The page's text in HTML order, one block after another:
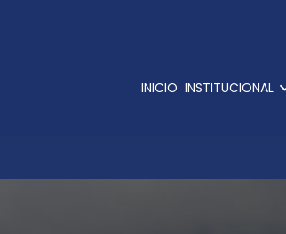
INICIO INSTITUCIONAL